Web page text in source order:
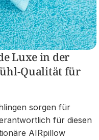
Luxe in der
Qualität für
sorgen für
für diesen
AIRpillow